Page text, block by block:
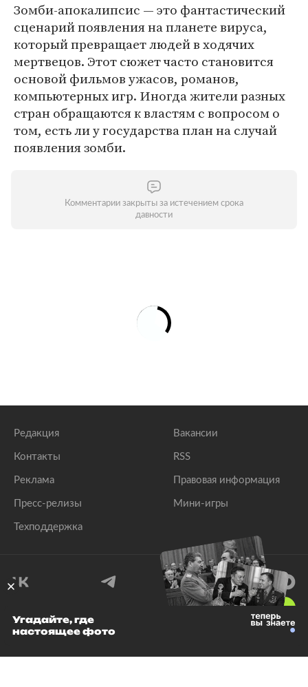
Зомби-апокалипсис — это фантастический
сценарий появления на планете вируса,
который превращает людей в ходячих
мертвецов. Этот сюжет часто становится
основой фильмов ужасов, романов,
компьютерных игр. Иногда жители разных
стран обращаются к властям с вопросом о
том, есть ли у государства план на случай
появления зомби.
Комментарии закрыты за истечением срока
давности
Редакция
Контакты
Реклама
Пресс-релизы
Техподдержка
Вакансии
RSS
Правовая информация
Мини-игры
© 1999–2026 Все права защищены.
Угадайте, где
настоящее фото